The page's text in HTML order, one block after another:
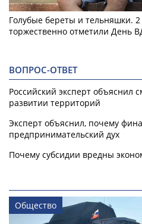
Голубые береты и тельняшки. 2
торжественно отметили День
ВОПРОС-ОТВЕТ
Российский эксперт объяснил
развитии территорий
Эксперт объяснил, почему
предпринимательский дух
Почему субсидии вредны
Общество